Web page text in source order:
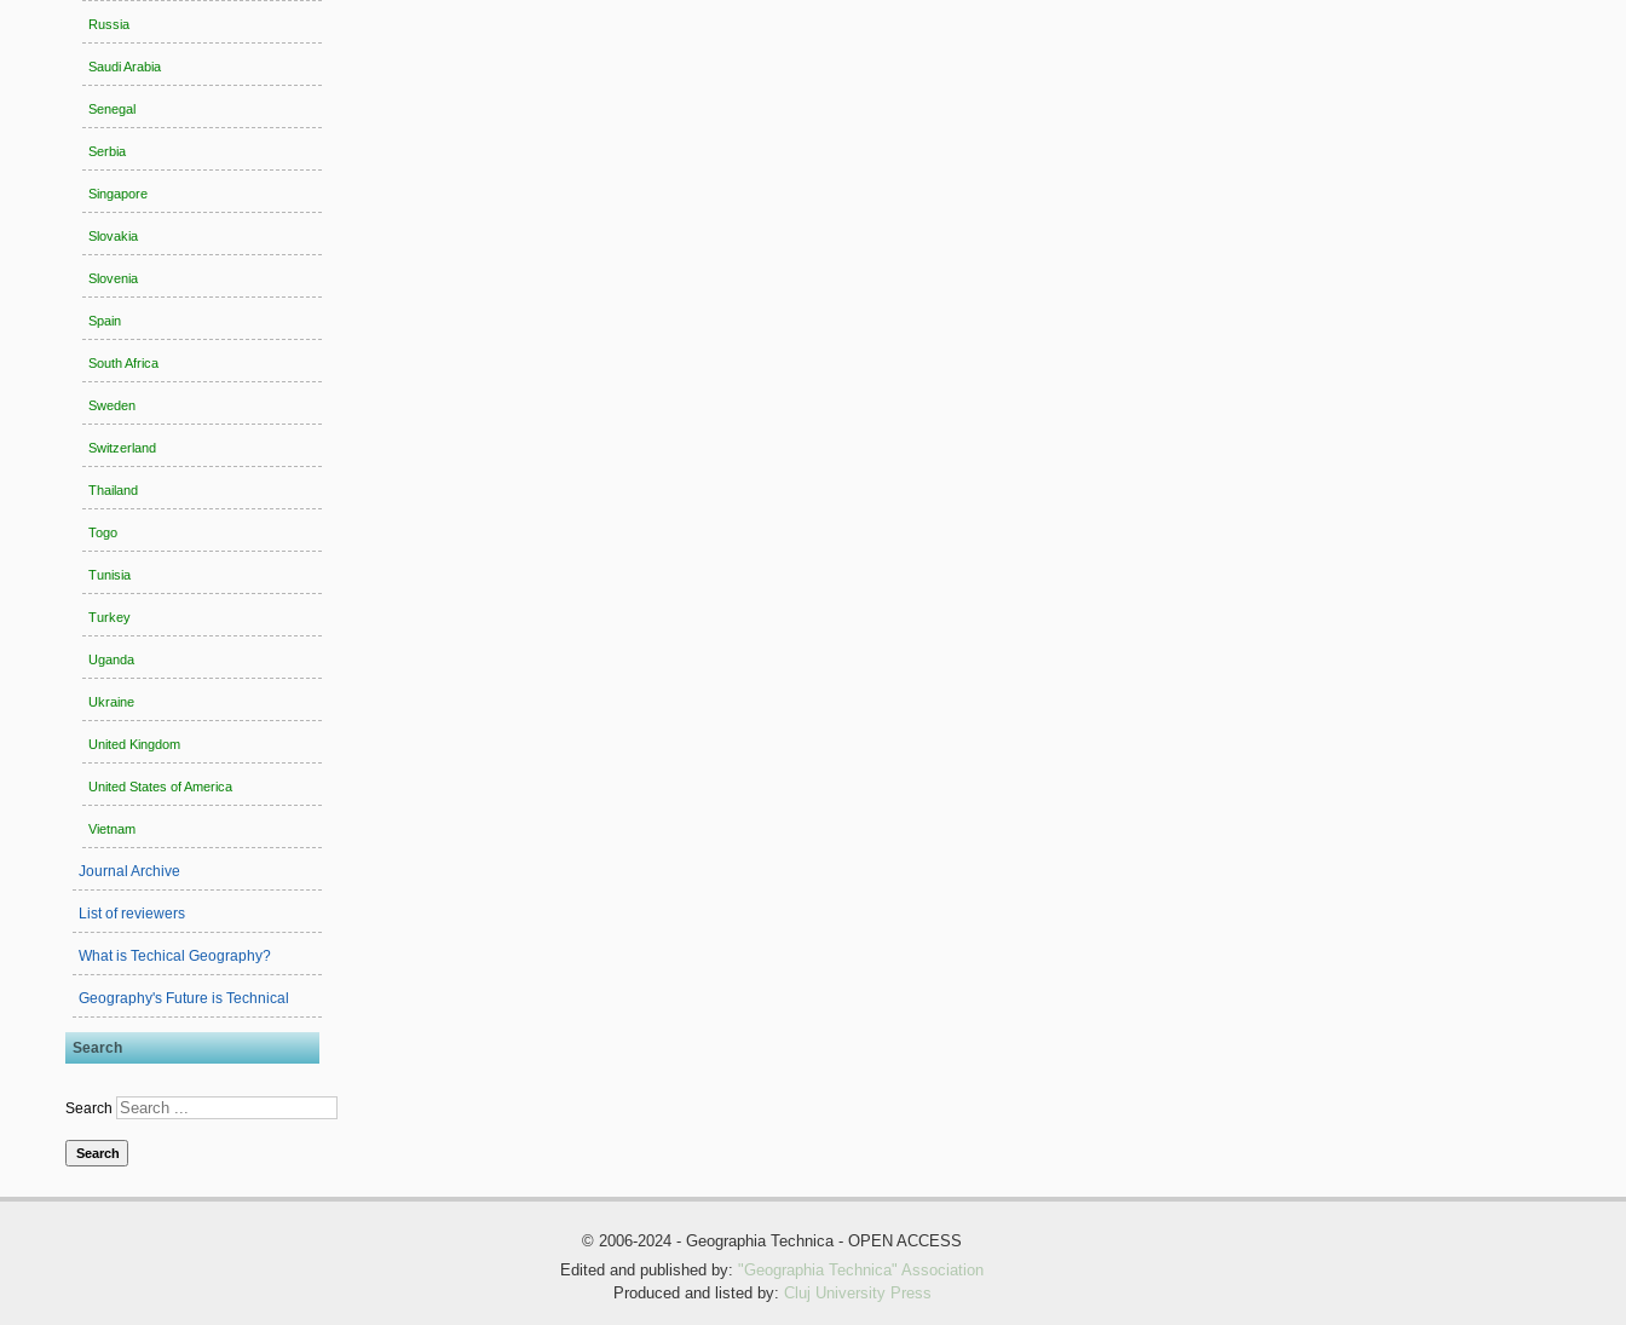
Russia
Saudi Arabia
Senegal
Serbia
Singapore
Slovakia
Slovenia
Spain
South Africa
Sweden
Switzerland
Thailand
Togo
Tunisia
Turkey
Uganda
Ukraine
United Kingdom
United States of America
Vietnam
Journal Archive
List of reviewers
What is Techical Geography?
Geography's Future is Technical
Search
Search
Search
© 2006-2024 - Geographia Technica - OPEN ACCESS
Edited and published by:"Geographia Technica" Association
Produced and listed by: Cluj University Press